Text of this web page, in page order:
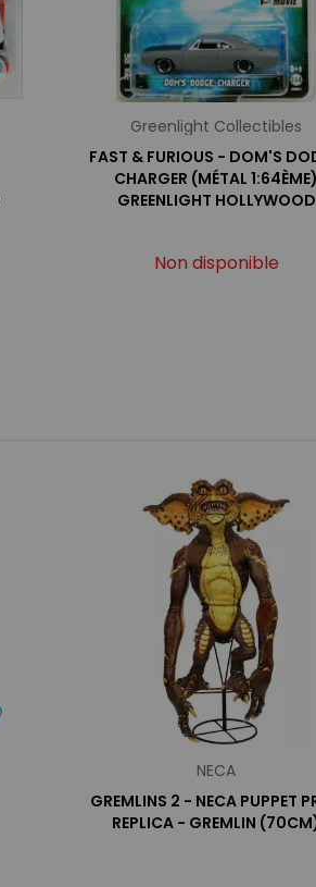
Greenlight Collectibles
FAST & FURIOUS - DOM'S
CHARGER (MÉTAL 1:64ÈME)
GREENLIGHT HOLLYWOOD
Non disponible
NECA
GREMLINS 2 - NECA PUPPET
REPLICA - GREMLIN